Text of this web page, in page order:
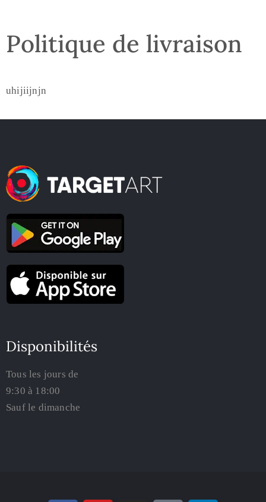
Politique de livraison
uhijiijnjn
Disponibilités
Tous les jours de
9:30 à 18:00
Sauf le dimanche